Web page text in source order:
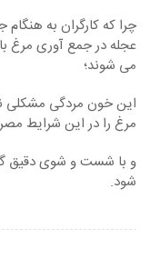
چرا که کارگران به
عجله در جمع آوری مرغ
می شوند؛
این خون مردگی مشکلی
مرغ را در این شرایط
و با شست و شوی دقیق
شود.